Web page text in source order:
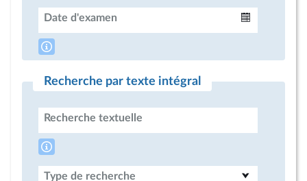
Date d'examen
Recherche par texte intégral
Recherche textuelle
Type de recherche